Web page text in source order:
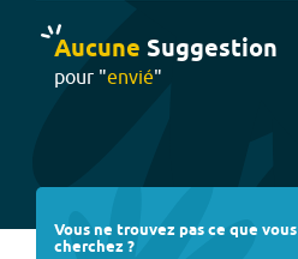
Aucune Suggestion
pour "envié"
Vous ne trouvez pas ce que vous
cherchez ?